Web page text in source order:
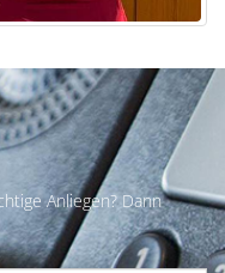
Anliegen? Dann